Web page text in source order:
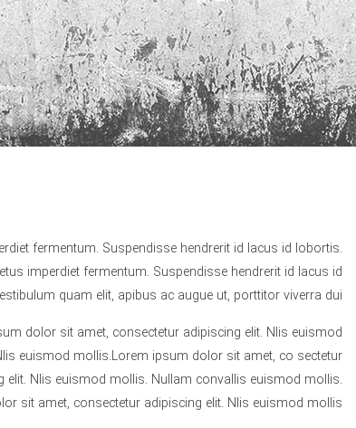
fermentum. Suspendisse hendrerit id lacus id lobortis.
imperdiet fermentum. Suspendisse hendrerit id lacus id
quam elit, apibus ac augue ut, porttitor viverra dui.
dolor sit amet, consectetur adipiscing elit. Nlis euismod
euismod mollis.Lorem ipsum dolor sit amet, co sectetur
Nlis euismod mollis. Nullam convallis euismod mollis.
sit amet, consectetur adipiscing elit. Nlis euismod mollis.